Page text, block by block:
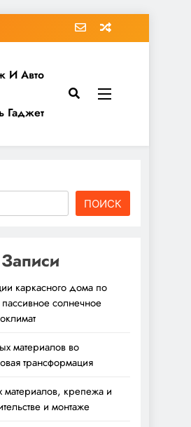
И Авто
Гаджет
ПОИСК
каркасного дома по
пассивное солнечное
материалов во
трансформация
материалов, крепежа и
и монтаже